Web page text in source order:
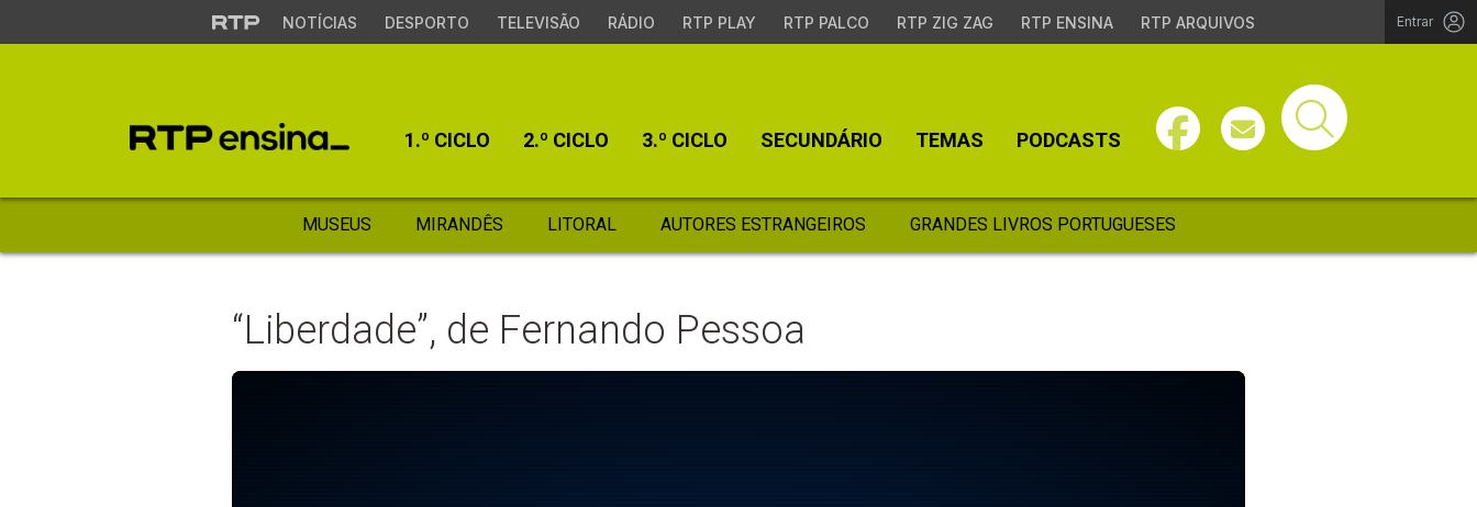
NOTÍCIAS DESPORTO TELEVISÃO RÁDIO RTP PLAY RTP PALCO RTP ZIG ZAG RTP ENSINA RTP ARQUIVOS Entrar
1.º CICLO 2.º CICLO 3.º CICLO SECUNDÁRIO TEMAS PODCASTS
MUSEUS MIRANDÊS LITORAL AUTORES ESTRANGEIROS GRANDES LIVROS PORTUGUESES
“Liberdade”, de Fernando Pessoa